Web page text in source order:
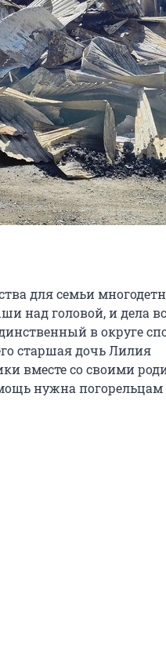
для семьи
над головой, и дела
в округе
старшая дочь Лилия
вместе со своими
нужна